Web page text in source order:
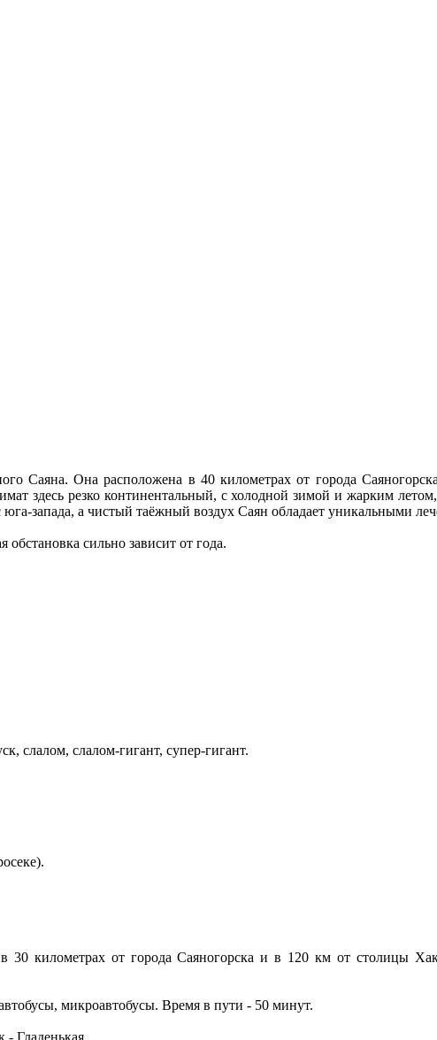
Саяна. Она расположена в 40 километрах от города
здесь резко континентальный, с холодной зимой и жарким
запада, а чистый таёжный воздух Саян обладает уникальными
сильно зависит от года.
слалом, слалом-гигант, супер-гигант.
километрах от города Саяногорска и в 120 км от столицы
микроавтобусы. Время в пути - 50 минут.
- Гладенькая.